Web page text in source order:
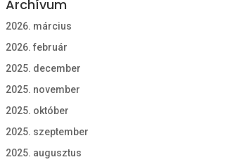
Archívum
2026. március
2026. február
2025. december
2025. november
2025. október
2025. szeptember
2025. augusztus